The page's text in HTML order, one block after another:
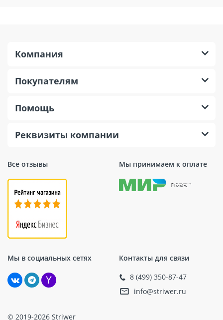
Все отзывы Мы принимаем к оплате
Мы в социальных сетях Контакты для связи
8 (499) 350-87-47
info@striwer.ru
Компания
Покупателям
Помощь
Реквизиты компании
© 2019-2026 Striwer